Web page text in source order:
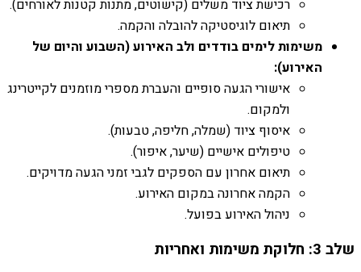
רכישת ציוד משלים (קישוטים, מתנות קטנות לאורחים).
תיאום לוגיסטיקה להובלה והקמה.
משימות לימים בודדים ולב האירוע (השבוע והיום של
האירוע):
אישורי הגעה סופיים והעברת מספרי מוזמנים לקייטרינג
ולמקום.
איסוף ציוד (שמלה, חליפה, טבעות).
טיפולים אישיים (שיער, איפור).
תיאום אחרון עם הספקים לגבי זמני הגעה מדויקים.
הקמה אחרונה במקום האירוע.
ניהול האירוע בפועל.
שלב 3: חלוקת משימות ואחריות